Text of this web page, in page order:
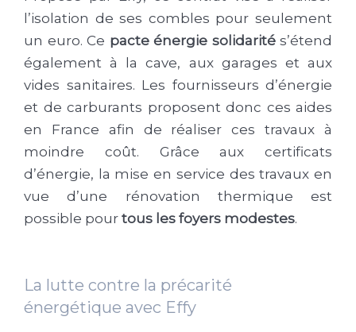
l’isolation de ses combles pour seulement
un euro. Ce pacte énergie solidarité s’étend
également à la cave, aux garages et aux
vides sanitaires. Les fournisseurs d’énergie
et de carburants proposent donc ces aides
en France afin de réaliser ces travaux à
moindre coût. Grâce aux certificats
d’énergie, la mise en service des travaux en
vue d’une rénovation thermique est
possible pour tous les foyers modestes.
La lutte contre la précarité
énergétique avec Effy